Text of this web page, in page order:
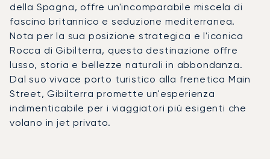
della Spagna, offre un'incomparabile miscela di
fascino britannico e seduzione mediterranea.
Nota per la sua posizione strategica e l'iconica
Rocca di Gibilterra, questa destinazione offre
lusso, storia e bellezze naturali in abbondanza.
Dal suo vivace porto turistico alla frenetica Main
Street, Gibilterra promette un'esperienza
indimenticabile per i viaggiatori più esigenti che
volano in jet privato.